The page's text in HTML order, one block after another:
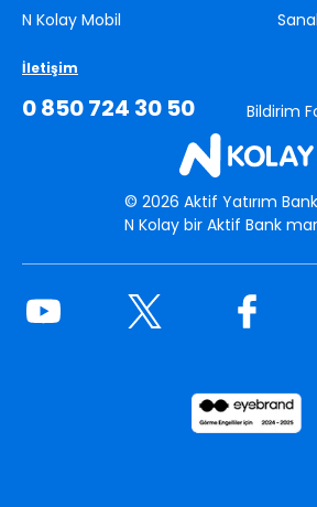
© 2026 Aktif Yatırım
N Kolay bir Aktif Bank
Youtube Twitter Facebook
N Kolay Mobil
İletişim
0 850 724 30 50 Bildirim